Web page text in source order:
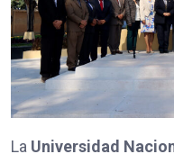
La Universidad